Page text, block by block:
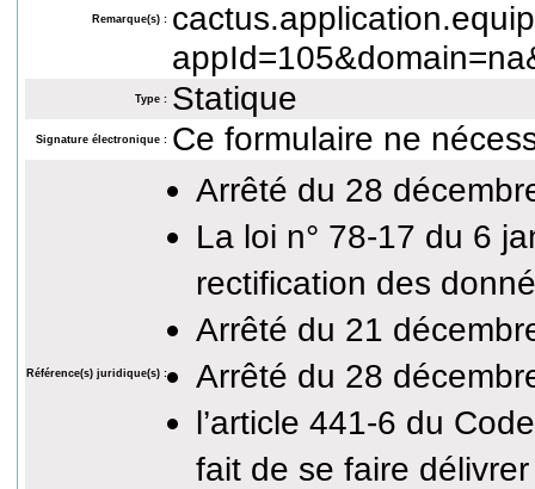
Remarque(s) :
Type : Statique
Signature électronique : Ce formulaire ne
Référence(s) juridique(s) :
Arrêté du 28
La loi n° 78-17 du 6
rectification des
Arrêté du 21
Arrêté du 28
l’article 441-6 du
fait de se faire